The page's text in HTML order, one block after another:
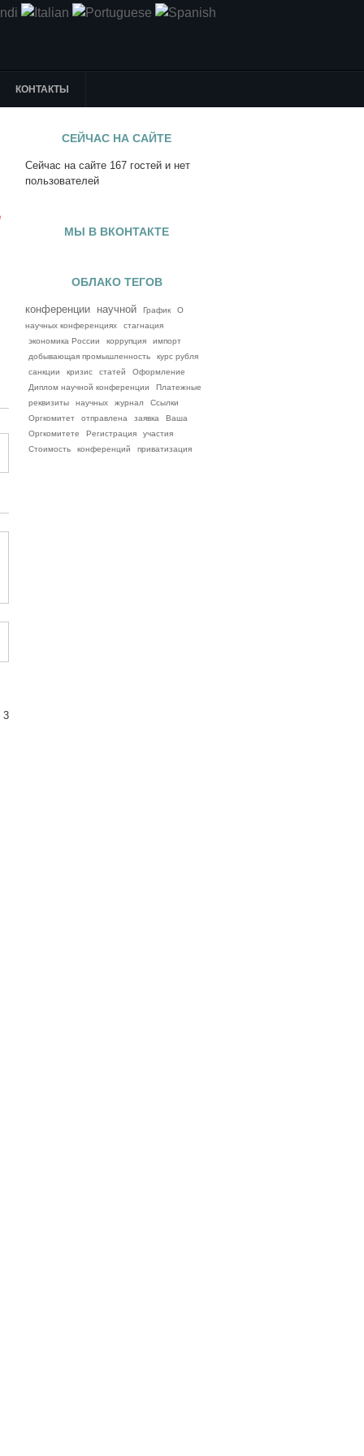
КОНТАКТЫ
3
СЕЙЧАС НА САЙТЕ
Сейчас на сайте 167 гостей и нет
пользователей
МЫ В ВКОНТАКТЕ
ОБЛАКО ТЕГОВ
конференции научной График
О
научных конференциях
стагнация
экономика России
коррупция
импорт
добывающая промышленность
курс рубля
санкции
кризис статей
Оформление
Диплом научной конференции
Платежные
реквизиты
научных журнал
Ссылки
Оргкомитет
отправлена заявка
Ваша
Оргкомитете
Регистрация
участия
Стоимость
конференций приватизация